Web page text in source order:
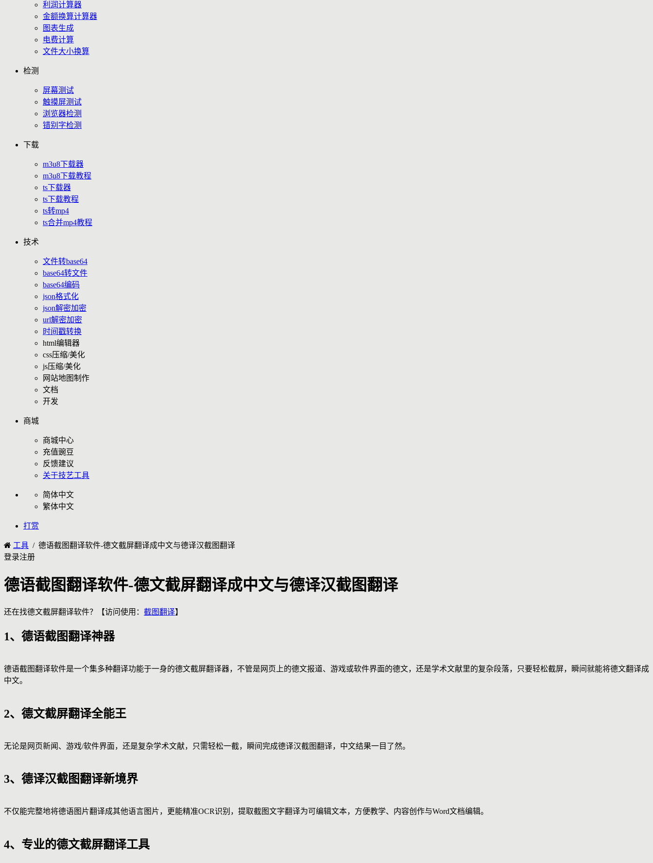
利润计算器
金额换算计算器
图表生成
电费计算
文件大小换算
检测
屏幕测试
触摸屏测试
浏览器检测
错别字检测
下载
m3u8下载器
m3u8下载教程
ts下载器
ts下载教程
ts转mp4
ts合并mp4教程
技术
文件转base64
base64转文件
base64编码
json格式化
json解密加密
url解密加密
时间戳转换
html编辑器
css压缩/美化
js压缩/美化
网站地图制作
文档
开发
商城
商城中心
充值豌豆
反馈建议
关于技艺工具
简体中文
繁体中文
打赏
工具 / 德语截图翻译软件-德文截屏翻译成中文与德译汉截图翻译
登录注册
德语截图翻译软件-德文截屏翻译成中文与德译汉截图翻译
还在找德文截屏翻译软件？【访问使用： 截图翻译】
1、德语截图翻译神器
德语截图翻译软件是一个集多种翻译功能于一身的德文截屏翻译器，不管是网页上的德文报道、游戏或软件界面的德文，还是学术文献里的复杂段落，只要轻松截屏，瞬间就能将德文翻译成
中文。
2、德文截屏翻译全能王
无论是网页新闻、游戏/软件界面，还是复杂学术文献，只需轻松一截，瞬间完成德译汉截图翻译，中文结果一目了然。
3、德译汉截图翻译新境界
不仅能完整地将德语图片翻译成其他语言图片，更能精准OCR识别，提取截图文字翻译为可编辑文本，方便教学、内容创作与Word文档编辑。
4、专业的德文截屏翻译工具